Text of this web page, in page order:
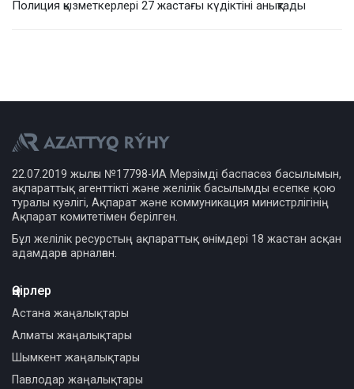
Полиция қызметкерлері 27 жастағы күдіктіні анықтады
22.07.2019 жылғы №17798-ИА Мерзімді баспасөз басылымын,
ақпараттық агенттікті және желілік басылымды есепке қою
туралы куәлігі, Ақпарат және коммуникация министрлігінің
Ақпарат комитетімен берілген.
Бұл желілік ресурстың ақпараттық өнімдері 18 жастан асқан
адамдарға арналған.
Өңірлер
Астана жаңалықтары
Алматы жаңалықтары
Шымкент жаңалықтары
Павлодар жаңалықтары